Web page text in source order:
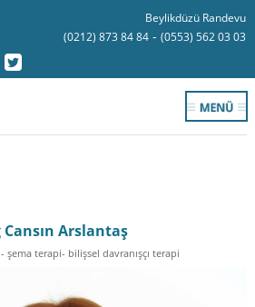
Beylikdüzü Randevu
(0212) 873 84 84 - (0553) 562 03 03
Arslantaş
terapi- bilişsel davranışçı terapi